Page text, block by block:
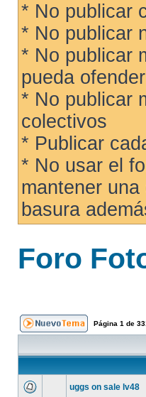
* No publicar
* No publicar
* No publicar
pueda
* No publicar
colectivos
* Publicar
* No usar el
mantener
basura
Foro
Página 1 de
uggs on sale lv48